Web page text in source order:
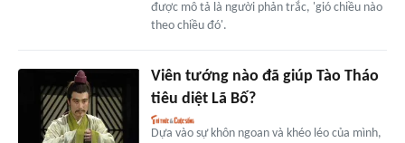
được mô tả là người phản trắc, 'gió chiều nào
theo chiều đó'.
Viên tướng nào đã giúp Tào Tháo
tiêu diệt Lã Bố?
Dựa vào sự khôn ngoan và khéo léo của mình,